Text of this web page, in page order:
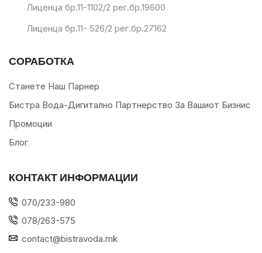
Лиценца бр.11-1102/2 рег.бр.19600
Лиценца бр.11- 526/2 рег.бр.27162
СОРАБОТКА
Станете Наш Парнер
Бистра Вода-Дигитално Партнерство За Вашиот Бизнис
Промоции
Блог
КОНТАКТ ИНФОРМАЦИИ
070/233-980
078/263-575
contact@bistravoda.mk